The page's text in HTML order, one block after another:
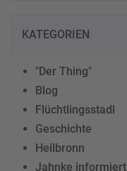
KATEGORIEN
"Der Thing"
Blog
Flüchtlingsstadl
Geschichte
Heilbronn
Jahnke informiert